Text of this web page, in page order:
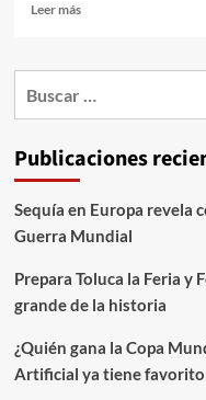
Leer más
Publicaciones
Sequía en Europa revela
Guerra Mundial
Prepara Toluca la Feria
grande de la historia
¿Quién gana la Copa
Artificial ya tiene favorito